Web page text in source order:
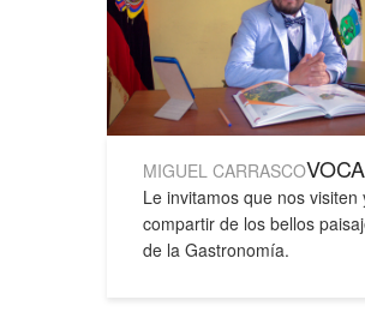
MIGUEL CARRASCO
Le invitamos que nos visiten
compartir de los bellos
de la Gastronomía.